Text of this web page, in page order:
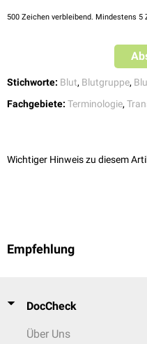
500 Zeichen verbleibend. Mindestens 5
Stichworte: Blut, Blutgruppe,
Fachgebiete: Terminologie,
Wichtiger Hinweis zu diesem
Empfehlung
DocCheck
Über Uns